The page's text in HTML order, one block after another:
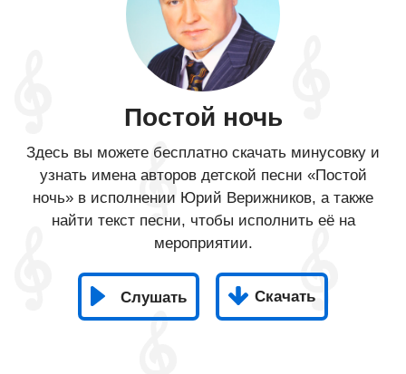
Постой ночь
Здесь вы можете бесплатно скачать минусовку и
узнать имена авторов детской песни «Постой
ночь» в исполнении Юрий Верижников, а также
найти текст песни, чтобы исполнить её на
мероприятии.
Слушать Скачать